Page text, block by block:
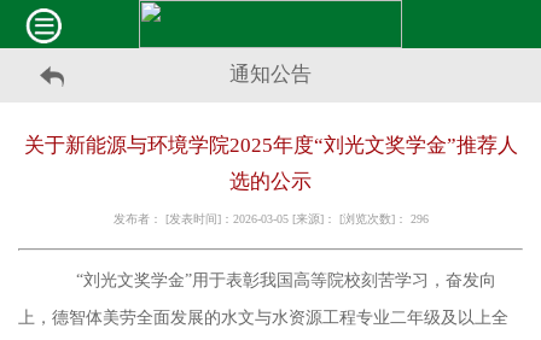
通知公告
关于新能源与环境学院2025年度“刘光文奖学金”推荐人
选的公示
发布者： [发表时间]：2026-03-05 [来源]： [浏览次数]： 296
“刘光文奖学金”用于表彰我国高等院校刻苦学习，奋发向
上，德智体美劳全面发展的水文与水资源工程专业二年级及以上全